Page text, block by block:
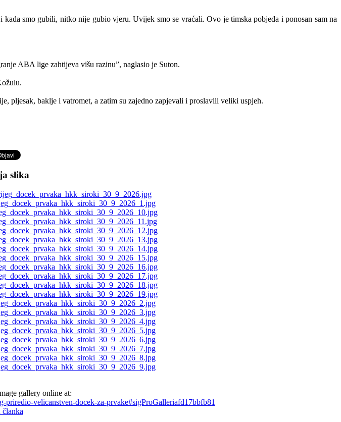
smo gubili, nitko nije gubio vjeru. Uvijek smo se vraćali. Ovo je timska pobjeda i ponosan sam na
ABA lige zahtijeva višu razinu”, naglasio je Suton.
pljesak, baklje i vatromet, a zatim su zajedno zapjevali i proslavili veliki uspjeh.
slika
gallery online at:
velicanstven-docek-za-prvake#sigProGalleriafd17bbfb81
članka